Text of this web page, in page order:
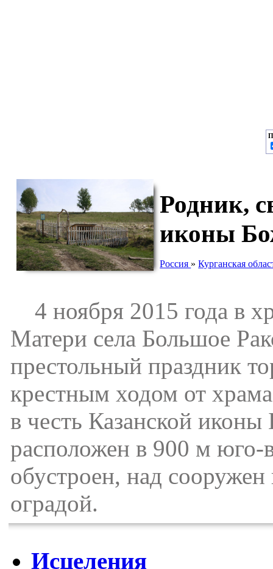
Родник,
иконы
Россия »Курганская
4 ноября 2015 года в
Матери села Большое
престольный праздник
крестным ходом от
в честь Казанской
расположен в 900 м юго-
обустроен, над
оградой.
Исцеления